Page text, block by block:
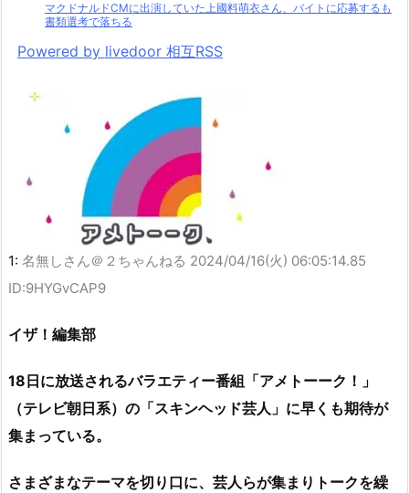
マクドナルドCMに出演していた上國料萌衣さん、バイトに応募するも
書類選考で落ちる
Powered by livedoor 相互RSS
1: 名無しさん＠２ちゃんねる 2024/04/16(火) 06:05:14.85
ID:9HYGvCAP9
イザ！編集部
18日に放送されるバラエティー番組「アメトーーク！」
（テレビ朝日系）の「スキンヘッド芸人」に早くも期待が
集まっている。
さまざまなテーマを切り口に、芸人らが集まりトークを繰